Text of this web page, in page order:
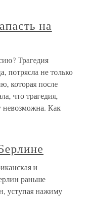
на
Трагедия
потрясла не только
которая после
что трагедия,
невозможна. Как
и
раньше
уступая нажиму